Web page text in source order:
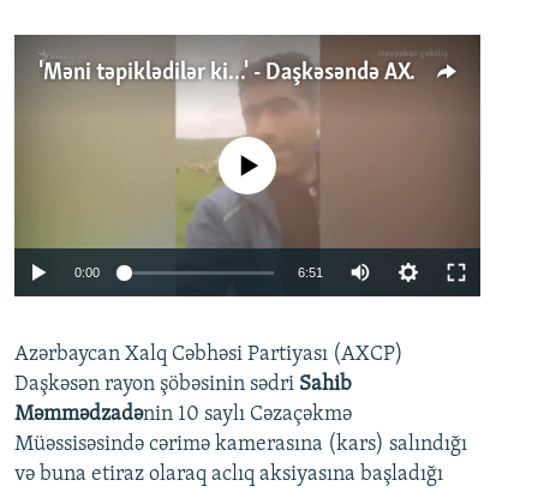
'Məni təpiklədilər ki...' - Daşkəsəndə AXCP fəalının yaxınları onun həbsinə etiraz edirlər
Auto 240p 360p
720p 1080p
No media source currently available
0:00 6:51
360p
720p
1080p
Azərbaycan Xalq Cəbhəsi Partiyası (AXCP)
Daşkəsən rayon şöbəsinin sədri Sahib
Məmmədzadənin 10 saylı Cəzaçəkmə
Müəssisəsində cərimə kamerasına (kars) salındığı
və buna etiraz olaraq aclıq aksiyasına başladığı